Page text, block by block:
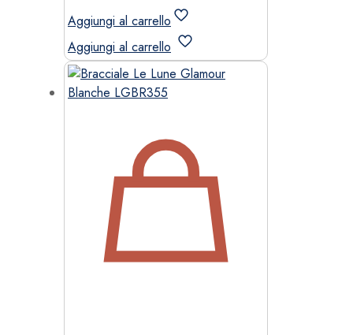
Aggiungi al carrello
Aggiungi al carrello